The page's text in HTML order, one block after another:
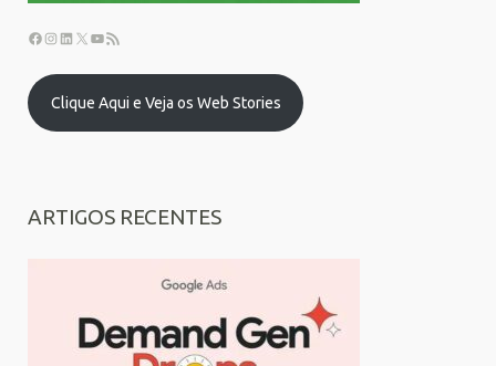
Clique Aqui e Veja os Web Stories
ARTIGOS RECENTES